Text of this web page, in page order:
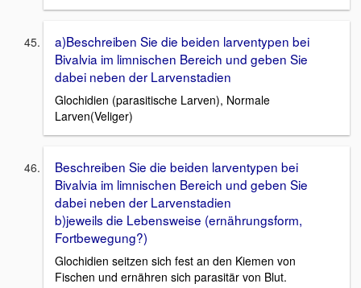
a)Beschreiben Sie die beiden larventypen bei
Bivalvia im limnischen Bereich und geben Sie
dabei neben der Larvenstadien
Glochidien (parasitische Larven), Normale
Larven(Veliger)
Beschreiben Sie die beiden larventypen bei
Bivalvia im limnischen Bereich und geben Sie
dabei neben der Larvenstadien
b)jeweils die Lebensweise (ernährungsform,
Fortbewegung?)
Glochidien seitzen sich fest an den Kiemen von
Fischen und ernähren sich parasitär von Blut.